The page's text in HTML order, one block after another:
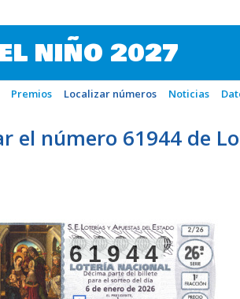
NIÑO 2027
Premios Localizar números Noticias
el número 61944 de
61944